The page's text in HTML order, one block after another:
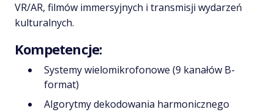
VR/AR, filmów immersyjnych i transmisji wydarzeń
kulturalnych.
Kompetencje:
Systemy wielomikrofonowe (9 kanałów B-
format)
Algorytmy dekodowania harmonicznego